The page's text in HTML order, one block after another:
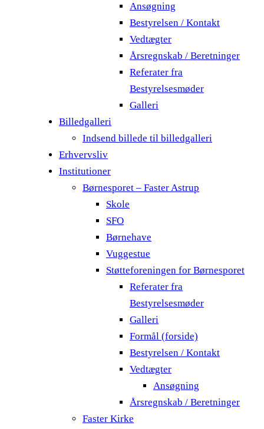
Ansøgning
Bestyrelsen / Kontakt
Vedtægter
Årsregnskab / Beretninger
Referater fra
Bestyrelsesmøder
Galleri
Billedgalleri
Indsend billede til billedgalleri
Erhvervsliv
Institutioner
Børnesporet – Faster Astrup
Skole
SFO
Børnehave
Vuggestue
Støtteforeningen for Børnesporet
Referater fra
Bestyrelsesmøder
Galleri
Formål (forside)
Bestyrelsen / Kontakt
Vedtægter
Ansøgning
Årsregnskab / Beretninger
Faster Kirke